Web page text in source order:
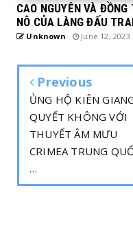
CAO NGUYÊN VÀ
NÔ CỦA LÀNG ĐẤU
Unknown June 12, 2023
Previous
ỦNG HỘ KIÊN
QUYẾT KHÔNG VỚI
THUYẾT ÂM MƯU
CRIMEA TRUNG
…